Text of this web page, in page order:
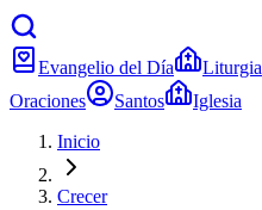
Evangelio del Día Liturgia
Oraciones
Santos
Iglesia
Inicio
Crecer